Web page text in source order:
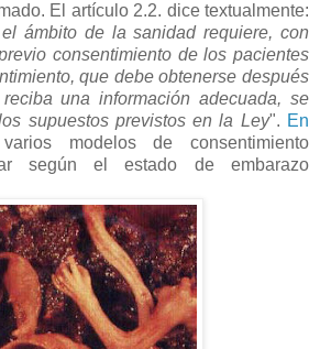
El artículo 2.2. dice textualmente:
ámbito de la sanidad requiere, con
consentimiento de los pacientes
que debe obtenerse después
una información adecuada, se
supuestos previstos en la Ley". En
modelos de consentimiento
según el estado de embarazo